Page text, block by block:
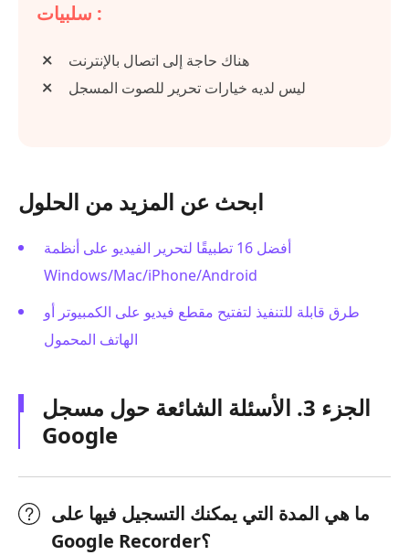
سلبيات :
هناك حاجة إلى اتصال بالإنترنت
ليس لديه خيارات تحرير للصوت المسجل
ابحث عن المزيد من الحلول
أفضل 16 تطبيقًا لتحرير الفيديو على أنظمة
Windows/Mac/iPhone/Android
طرق قابلة للتنفيذ لتفتيح مقطع فيديو على الكمبيوتر أو
الهاتف المحمول
الجزء 3. الأسئلة الشائعة حول مسجل
Google
ما هي المدة التي يمكنك التسجيل فيها على
Google Recorder؟